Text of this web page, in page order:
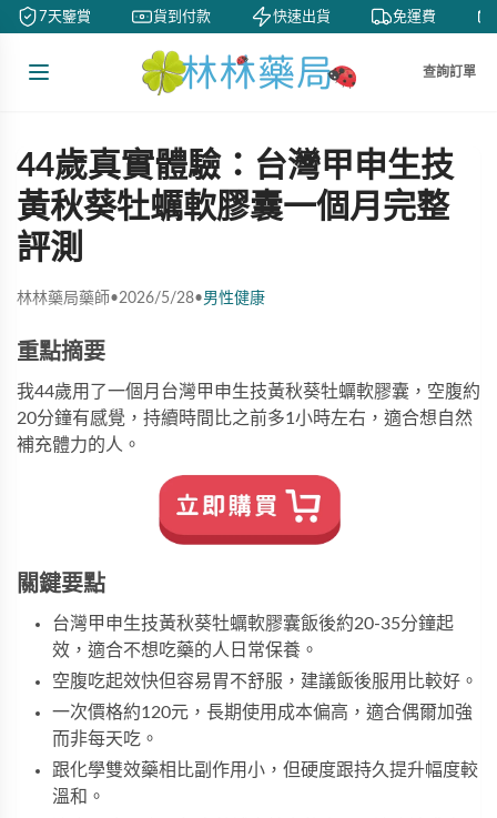
7天鑒賞 貨到付款 快速出貨 免運費
查詢訂單
44歲真實體驗：台灣甲申生技
黃秋葵牡蠣軟膠囊一個月完整
評測
林林藥局藥師•2026/5/28•男性健康
重點摘要
我44歲用了一個月台灣甲申生技黃秋葵牡蠣軟膠囊，空腹約
20分鐘有感覺，持續時間比之前多1小時左右，適合想自然
補充體力的人。
關鍵要點
台灣甲申生技黃秋葵牡蠣軟膠囊飯後約20-35分鐘起
效，適合不想吃藥的人日常保養。
空腹吃起效快但容易胃不舒服，建議飯後服用比較好。
一次價格約120元，長期使用成本偏高，適合偶爾加強
而非每天吃。
跟化學雙效藥相比副作用小，但硬度跟持久提升幅度較
溫和。